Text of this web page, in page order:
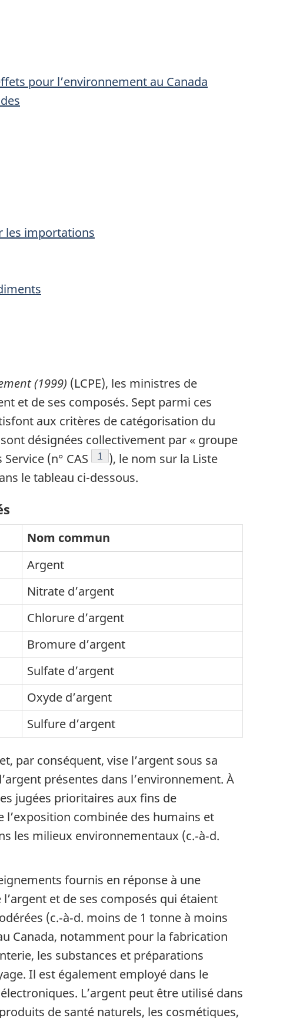
pour l’environnement au Canada
les importations
(1999) (LCPE), les ministres de
et de ses composés. Sept parmi ces
aux critères de catégorisation du
désignées collectivement par « groupe
(n° CAS
Note de bas de page
1
), le nom sur la Liste
le tableau ci-dessous.
Nom commun
Argent
Nitrate d’argent
Chlorure d’argent
Bromure d’argent
Sulfate d’argent
Oxyde d’argent
Sulfure d’argent
par conséquent, vise l’argent sous sa
présentes dans l’environnement. À
jugées prioritaires aux fins de
l’exposition combinée des humains et
les milieux environnementaux (c.‑à‑d.
fournis en réponse à une
et de ses composés qui étaient
(c.‑à‑d. moins de 1 tonne à moins
Canada, notamment pour la fabrication
les substances et préparations
Il est également employé dans le
L’argent peut être utilisé dans
de santé naturels, les cosmétiques,